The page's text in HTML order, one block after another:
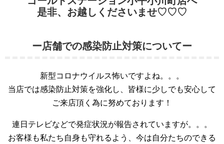
是非、お越しくださいませ♡♡♡
ー店舗での感染防止対策についてー
新型コロナウイルス怖いですよね。。。
当店では感染防止対策を強化し、皆様に少しでも安心して
ご来店頂く為に努めております！
連日テレビなどで発症状況が報告されていますが。。。
お客様も私たち自身も守れるよう、今は自分たちのできる